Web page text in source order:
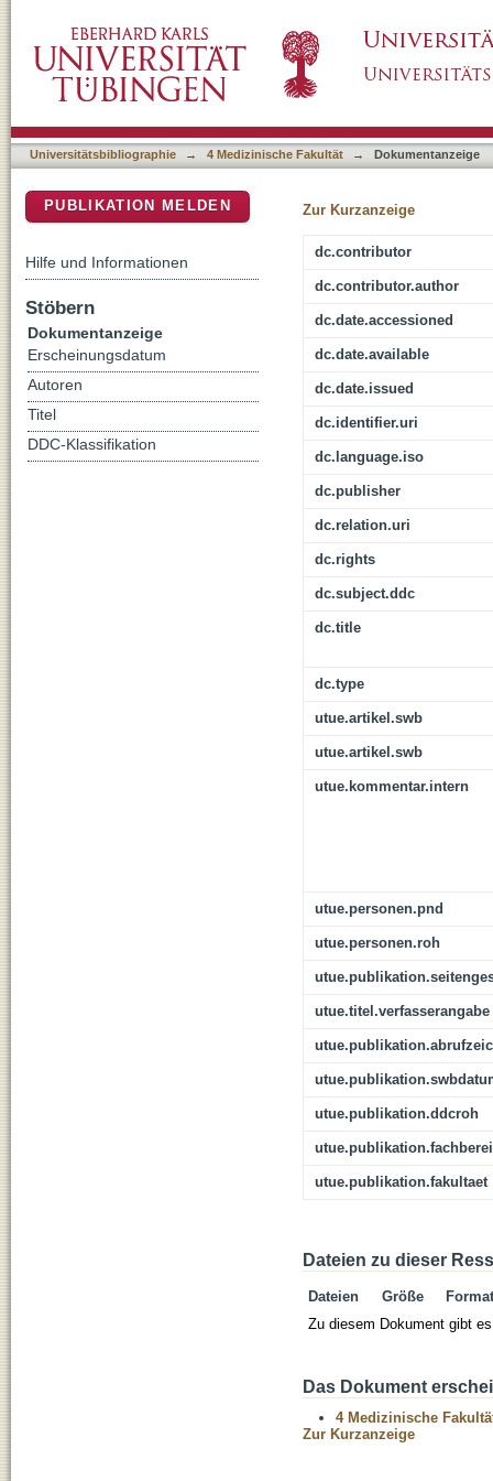
excitability
Universitätsbibliographie → 4 Medizinische Fakultät → Dokumentanzeige
Zur Kurzanzeige
dc.contributor
dc.contributor.author
dc.date.accessioned
dc.date.available
dc.date.issued
dc.identifier.uri
dc.language.iso
dc.publisher
dc.relation.uri
dc.rights
dc.subject.ddc
dc.title
dc.type
utue.artikel.swb
utue.artikel.swb
utue.kommentar.intern
utue.personen.pnd
utue.personen.roh
utue.titel.verfasserangabe
utue.publikation.ddcroh
utue.publikation.fakultaet
Dateien zu dieser
Dateien Größe
Format
Zu diesem Dokument gibt
Das Dokument
4 Medizinische
Zur Kurzanzeige
PUBLIKATION MELDEN
Hilfe und Informationen
Stöbern
Dokumentanzeige
Erscheinungsdatum
Autoren
Titel
DDC-Klassifikation